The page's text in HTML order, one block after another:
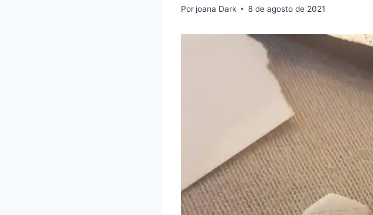
Por joana Dark 8 de agosto de 2021